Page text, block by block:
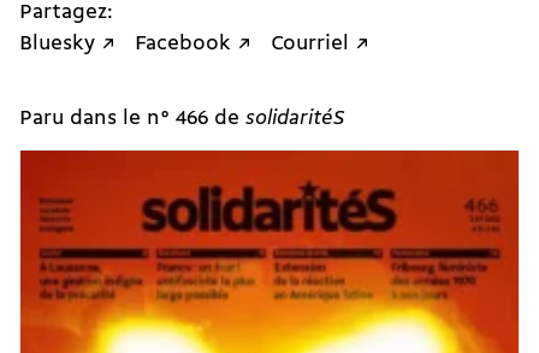
Partagez:
Bluesky ↗
Facebook ↗ Courriel ↗
Paru dans le n° 466 de solidaritéS